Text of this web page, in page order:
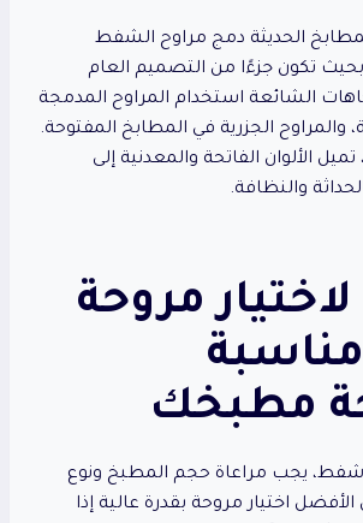
الحديثة دمج مراوح الشفط
تكون جزءًا من التصميم العام
الشائعة استخدام المراوح المدمجة
والمراوح الجزرية في المطابخ المفتوحة.
الألوان الفاتحة والمعدنية إلى
والنظافة.
مروحة
مطبخك
شفط، يجب مراعاة حجم المطبخ ونوع
اختيار مروحة بقدرة عالية إذا